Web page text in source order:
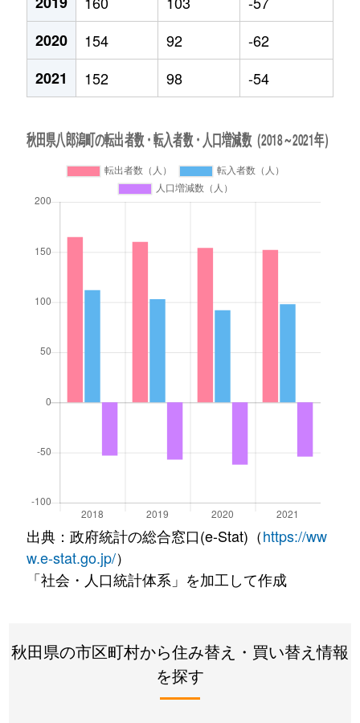
2020
154 92
-62
2021
152 98 -54
出典：政府統計の総合窓口(e-Stat)（https://ww
w.e-stat.go.jp/）
「社会・人口統計体系」を加工して作成
秋田県の市区町村から住み替え・買い替え情報
を探す